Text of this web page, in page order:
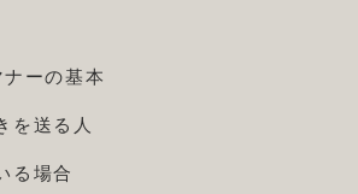
ーの基本
を送る人
る場合